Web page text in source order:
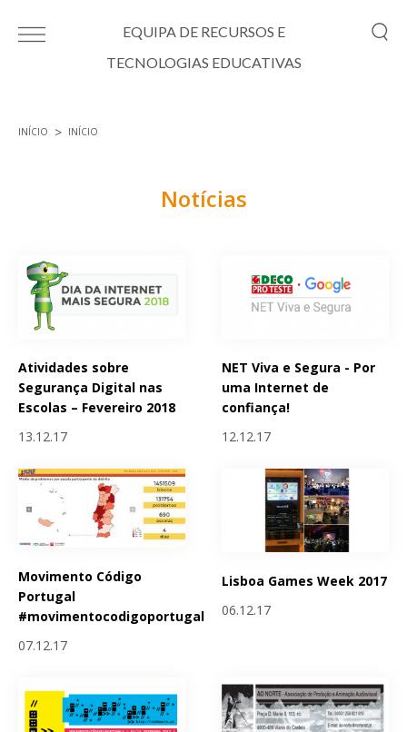
EQUIPA DE RECURSOS E
TECNOLOGIAS EDUCATIVAS
INÍCIO INÍCIO
Notícias
Atividades sobre
Segurança Digital nas
Escolas – Fevereiro 2018
13.12.17
NET Viva e Segura - Por
uma Internet de
confiança!
12.12.17
Movimento Código
Portugal
#movimentocodigoportugal
07.12.17
Lisboa Games Week 2017
06.12.17
Páginas